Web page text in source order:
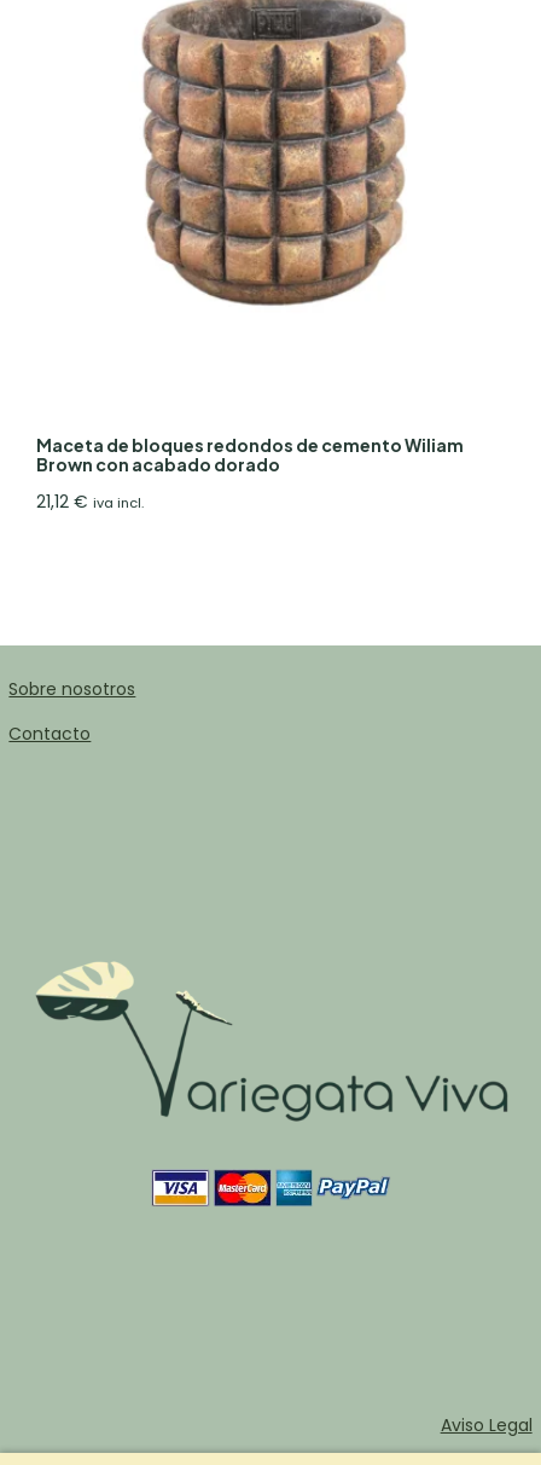
Maceta de bloques redondos de cemento Wiliam
Brown con acabado dorado
21,12€ iva incl.
Sobre nosotros
Contacto
Aviso Legal